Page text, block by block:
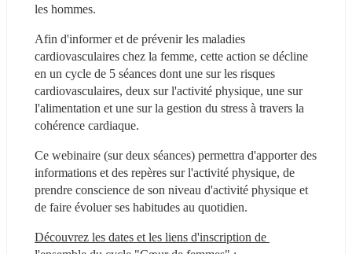
les hommes.
Afin d'informer et de prévenir les maladies
cardiovasculaires chez la femme, cette action se décline
en un cycle de 5 séances dont une sur les risques
cardiovasculaires, deux sur l'activité physique, une sur
l'alimentation et une sur la gestion du stress à travers la
cohérence cardiaque.
Ce webinaire (sur deux séances) permettra d'apporter des
informations et des repères sur l'activité physique, de
prendre conscience de son niveau d'activité physique et
de faire évoluer ses habitudes au quotidien.
Découvrez les dates et les liens d'inscription de